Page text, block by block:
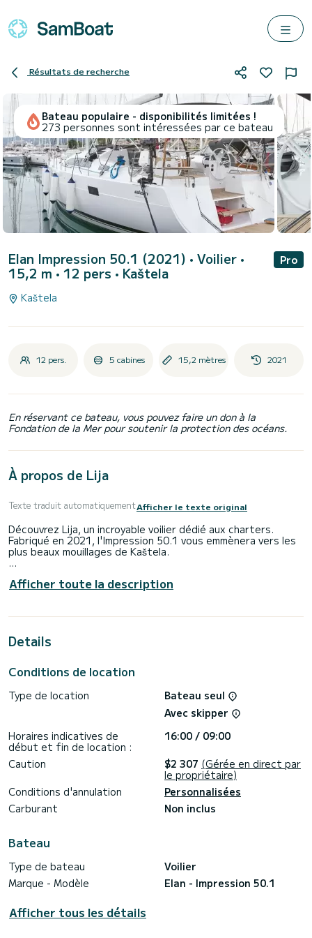
Résultats de recherche
Bateau populaire - disponibilités limitées !
273 personnes sont intéressées par ce bateau
Elan Impression 50.1 (2021) • Voilier •
15,2 m • 12 pers • Kaštela
Pro
Kaštela
12 pers. 5 cabines 15,2 mètres 2021
En réservant ce bateau, vous pouvez faire un don à la
Fondation de la Mer pour soutenir la protection des océans.
À propos de Lija
Texte traduit automatiquementAfficher le texte original
Découvrez Lija, un incroyable voilier dédié aux charters.
Fabriqué en 2021, l'Impression 50.1 vous emmènera vers les
plus beaux mouillages de Kaštela.
chevaux. Les 5 cabines peuvent accueillir 12 passagers en
Cet Impression 50.1 est équipé de 2 salles d'eau avec
Pilote automatique, Propulseur d'étrave, Douche de pont,
N'hésitez pas à nous contacter pour un devis, vous serez
accompagné par un expert SamBoat sur votre projet de
Afficher toute la description
Details
Conditions de location
Type de location
Bateau seul
Avec skipper
Horaires indicatives de
début et fin de location :
16:00 / 09:00
Caution
$2 307 (Gérée en direct par
le propriétaire)
Conditions d'annulation
Personnalisées
Carburant
Non inclus
Bateau
Type de bateau
Voilier
Marque - Modèle
Elan - Impression 50.1
Afficher tous les détails